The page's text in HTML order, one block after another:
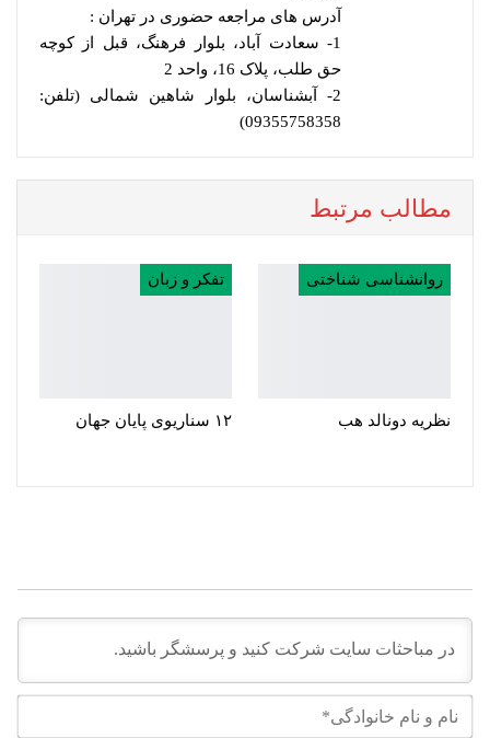
آدرس های مراجعه حضوری در تهران :
1- سعادت آباد، بلوار فرهنگ، قبل از کوچه
حق طلب، پلاک 16، واحد 2
2- آبشناسان، بلوار شاهین شمالی (تلفن:
09355758358)
مطالب مرتبط
روانشناسی شناختی
نظریه دونالد هب
تفکر و زبان
۱۲ سناریوی پایان جهان